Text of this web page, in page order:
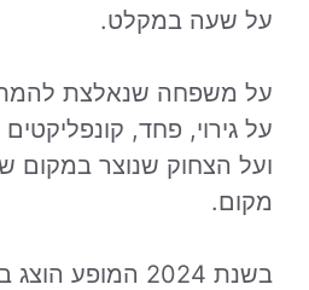
על שעה במקלט.
על משפחה שנאלצת
על גירוי, פחד, קונפליקטים
ועל הצחוק שנוצר במקום
מקום.